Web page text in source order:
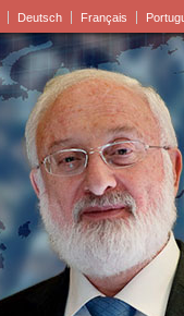
Deutsch Français